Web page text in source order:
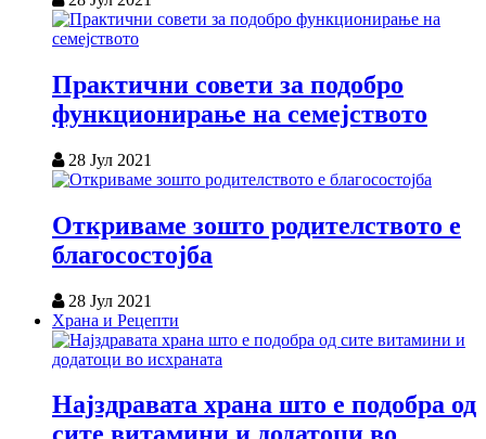
Практични совети за подобро
функционирање на семејството
28 Јул 2021
Откриваме зошто родителството е
благосостојба
28 Јул 2021
Храна и Рецепти
Најздравата храна што е подобра од